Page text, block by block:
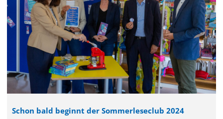
Schon bald beginnt der Sommerleseclub 2024